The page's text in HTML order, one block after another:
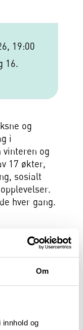
Om
og
19:00
16.
og
i
vinteren og
17 økter,
sosialt
hver gang.